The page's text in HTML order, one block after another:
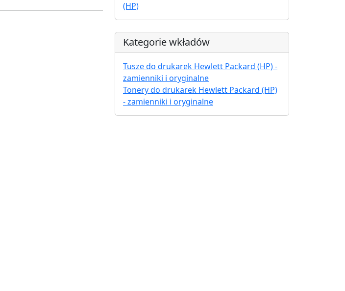
(HP)
Kategorie wkładów
Tusze do drukarek Hewlett Packard (HP) -
zamienniki i oryginalne
Tonery do drukarek Hewlett Packard (HP)
- zamienniki i oryginalne